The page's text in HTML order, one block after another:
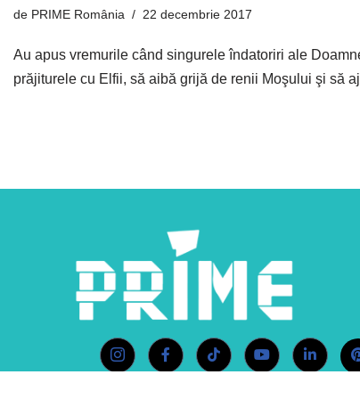
de PRIME România 22 decembrie 2017
Au apus vremurile când singurele îndatoriri ale
prăjiturele cu Elfii, să aibă grijă de renii Moşului şi să